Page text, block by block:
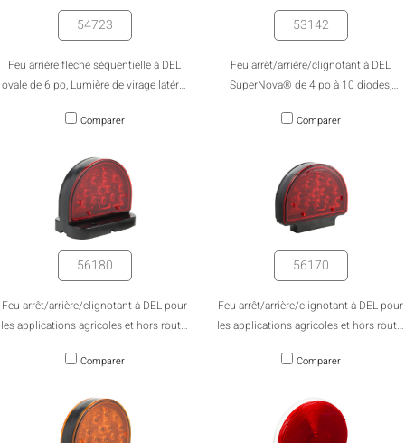
54723
Feu arrière flèche séquentielle à DEL
ovale de 6 po, Lumière de virage latéral
po
Comparer
53142
Feu arrêt/arrière/clignotant à DEL
SuperNova® de 4 po à 10 diodes,
acier inoxydable
Comparer
56180
Feu arrêt/arrière/clignotant à DEL pour
les applications agricoles et hors route,
Comparer
56170
Feu arrêt/arrière/clignotant à DEL pour
les applications agricoles et hors route,
Comparer
Comparer
[MISSING:
mobile_display_warn Please
turn your phone to ]